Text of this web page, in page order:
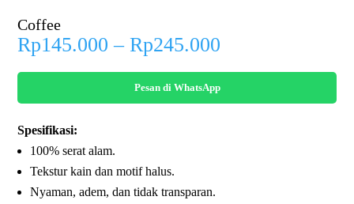
Coffee
Rp145.000 – Rp245.000
range:
Rp145.000
through
Pesan di WhatsApp
Spesifikasi:
100% serat alam.
Tekstur kain dan motif halus.
Nyaman, adem, dan tidak transparan.